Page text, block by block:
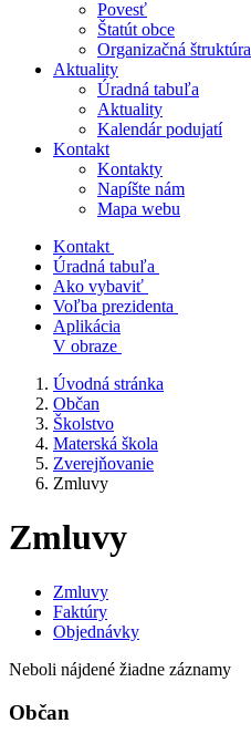
Povesť
Štatút obce
Organizačná štruktúra
Aktuality
Úradná tabuľa
Aktuality
Kalendár podujatí
Kontakt
Kontakty
Napíšte nám
Mapa webu
Kontakt
Úradná tabuľa
Ako vybaviť
Voľba prezidenta
Aplikácia
V obraze
Úvodná stránka
Občan
Školstvo
Materská škola
Zverejňovanie
Zmluvy
Zmluvy
Zmluvy
Faktúry
Objednávky
Neboli nájdené žiadne záznamy
Občan